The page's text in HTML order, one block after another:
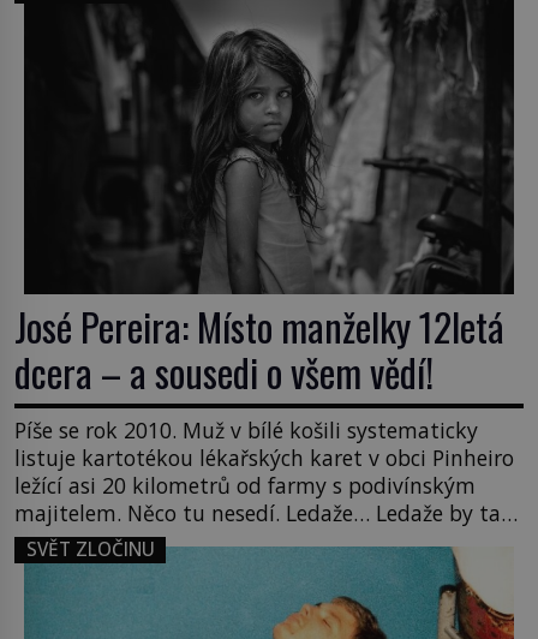
Když se ukáže pravda, propukne jeden z největších
honů na zloděje v […]
José Pereira: Místo manželky 12letá
dcera – a sousedi o všem vědí!
Píše se rok 2010. Muž v bílé košili systematicky
listuje kartotékou lékařských karet v obci Pinheiro
ležící asi 20 kilometrů od farmy s podivínským
majitelem. Něco tu nesedí. Ledaže… Ledaže by ta
mladá dívka z farmy byla ne manželkou, ale
dcerou – a všechny ty děti byly zplozené v incestu.
Na sociálním odboru jednoho z […]
SVĚT ZLOČINU